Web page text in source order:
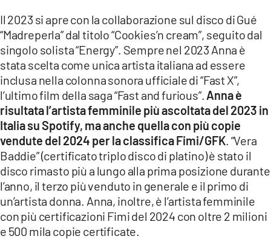
Il 2023 si apre con la collaborazione sul disco di Gué
“Madreperla” dal titolo “Cookies’n cream”, seguito dal
singolo solista “Energy”. Sempre nel 2023 Anna è
stata scelta come unica artista italiana ad essere
inclusa nella colonna sonora ufficiale di “Fast X”,
l’ultimo film della saga “Fast and furious”. Anna è
risultata l’artista femminile più ascoltata del 2023 in
Italia su Spotify, ma anche quella con più copie
vendute del 2024 per la classifica Fimi/GFK . “Vera
Baddie” (certificato triplo disco di platino) è stato il
disco rimasto più a lungo alla prima posizione durante
l’anno, il terzo più venduto in generale e il primo di
un’artista donna. Anna, inoltre, è l’artista femminile
con più certificazioni Fimi del 2024 con oltre 2 milioni
e 500 mila copie certificate.